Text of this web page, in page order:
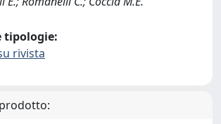
tipologie:
rivista